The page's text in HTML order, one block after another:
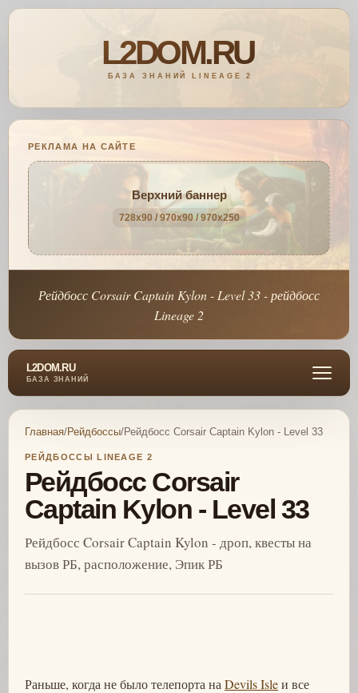
РЕКЛАМА НА САЙТЕ
Верхний баннер
728x90 / 970x90 / 970x250
Рейдбосс Corsair Captain Kylon - Level 33 - рейдбосс
Lineage 2
L2DOM.RU
БАЗА ЗНАНИЙ
Главная/Рейдбоссы/Рейдбосс Corsair Captain Kylon - Level 33
РЕЙДБОССЫ LINEAGE 2
Рейдбосс Corsair
Captain Kylon - Level 33
Рейдбосс Corsair Captain Kylon - дроп, квесты на
вызов РБ, расположение, Эпик РБ
Раньше, когда не было телепорта на Devils Isleи все